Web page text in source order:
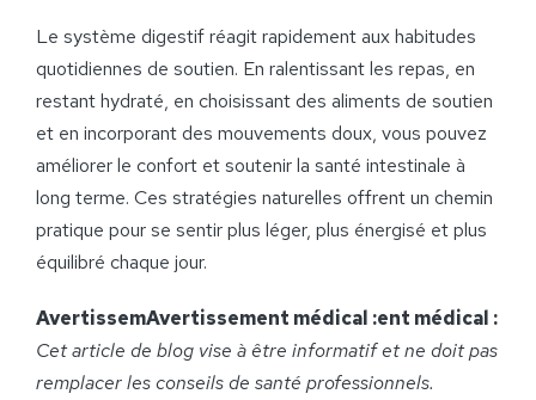
Le système digestif réagit rapidement aux habitudes
quotidiennes de soutien. En ralentissant les repas, en
restant hydraté, en choisissant des aliments de soutien
et en incorporant des mouvements doux, vous pouvez
améliorer le confort et soutenir la santé intestinale à
long terme. Ces stratégies naturelles offrent un chemin
pratique pour se sentir plus léger, plus énergisé et plus
équilibré chaque jour.
AvertissemAvertissement médical :ent médical :
Cet article de blog vise à être informatif et ne doit pas
remplacer les conseils de santé professionnels.